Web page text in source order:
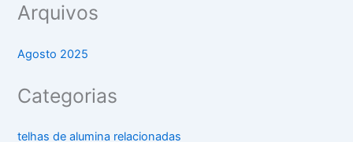
Arquivos
Agosto 2025
Categorias
telhas de alumina relacionadas